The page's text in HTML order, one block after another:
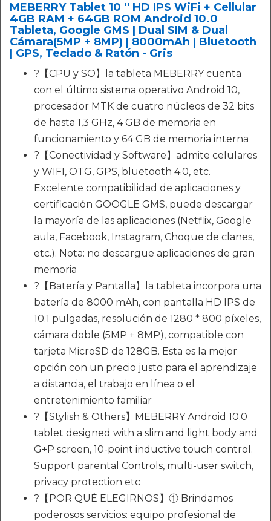
MEBERRY Tablet 10 '' HD IPS WiFi + Cellular
4GB RAM + 64GB ROM Android 10.0
Tableta, Google GMS | Dual SIM & Dual
Cámara(5MP + 8MP) | 8000mAh | Bluetooth
| GPS, Teclado & Ratón - Gris
?【CPU y SO】la tableta MEBERRY cuenta
con el último sistema operativo Android 10,
procesador MTK de cuatro núcleos de 32 bits
de hasta 1,3 GHz, 4 GB de memoria en
funcionamiento y 64 GB de memoria interna
?【Conectividad y Software】admite celulares
y WIFI, OTG, GPS, bluetooth 4.0, etc.
Excelente compatibilidad de aplicaciones y
certificación GOOGLE GMS, puede descargar
la mayoría de las aplicaciones (Netflix, Google
aula, Facebook, Instagram, Choque de clanes,
etc.). Nota: no descargue aplicaciones de gran
memoria
?【Batería y Pantalla】la tableta incorpora una
batería de 8000 mAh, con pantalla HD IPS de
10.1 pulgadas, resolución de 1280 * 800 píxeles,
cámara doble (5MP + 8MP), compatible con
tarjeta MicroSD de 128GB. Esta es la mejor
opción con un precio justo para el aprendizaje
a distancia, el trabajo en línea o el
entretenimiento familiar
?【Stylish & Others】MEBERRY Android 10.0
tablet designed with a slim and light body and
G+P screen, 10-point inductive touch control.
Support parental Controls, multi-user switch,
privacy protection etc
?【POR QUÉ ELEGIRNOS】① Brindamos
poderosos servicios: equipo profesional de